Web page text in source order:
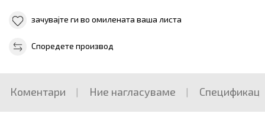
зачувајте ги во омилената ваша листа
Споредете производ
Коментари Ние нагласуваме